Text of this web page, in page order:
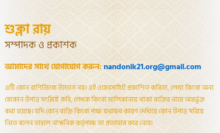
শুক্লা রায়
সম্পাদক ও প্রকাশক
আমাদের সাথে যোগাযোগ করুন: nandonik21.org@gmail.com
এটি কোন বাণিজ্যিক উদ্যোগ নয়। এই ওয়েবসাইটে প্রকাশিত কবিতা, লেখা কিংবা অন্য
যেকোন উপাত্ত সংশ্লিষ্ট কবি, লেখক কিংবা মালিকানায় থাকা ব্যক্তির নামে অন্তর্ভূক্ত
করা হয়েছে। যদি কোন ব্যক্তি কিংবা পক্ষ যথাযথ কারণ দেখিয়ে কোন উপাত্ত সরিয়ে
নিতে বলেন তাহলে নান্দনিক কর্তৃপক্ষ তা প্রত্যাহার করে নেবে।